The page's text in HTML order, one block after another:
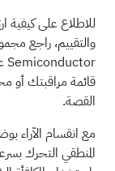
للاطلاع على كيفية
والتقييم، راجع
Semiconductor على موقع Simply Wall St. أضف الشركة إلى
قائمة مراقبتكأو
القصة.
مع انقسام الآراء
المنطقي التحرك